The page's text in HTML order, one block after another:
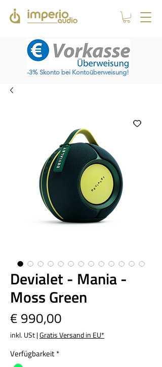
-3% Skonto bei Kontoüberweisung!
Devialet - Mania -
Moss Green
€ 990,00
inkl. USt|Gratis Versand in EU*
Verfügbarkeit *